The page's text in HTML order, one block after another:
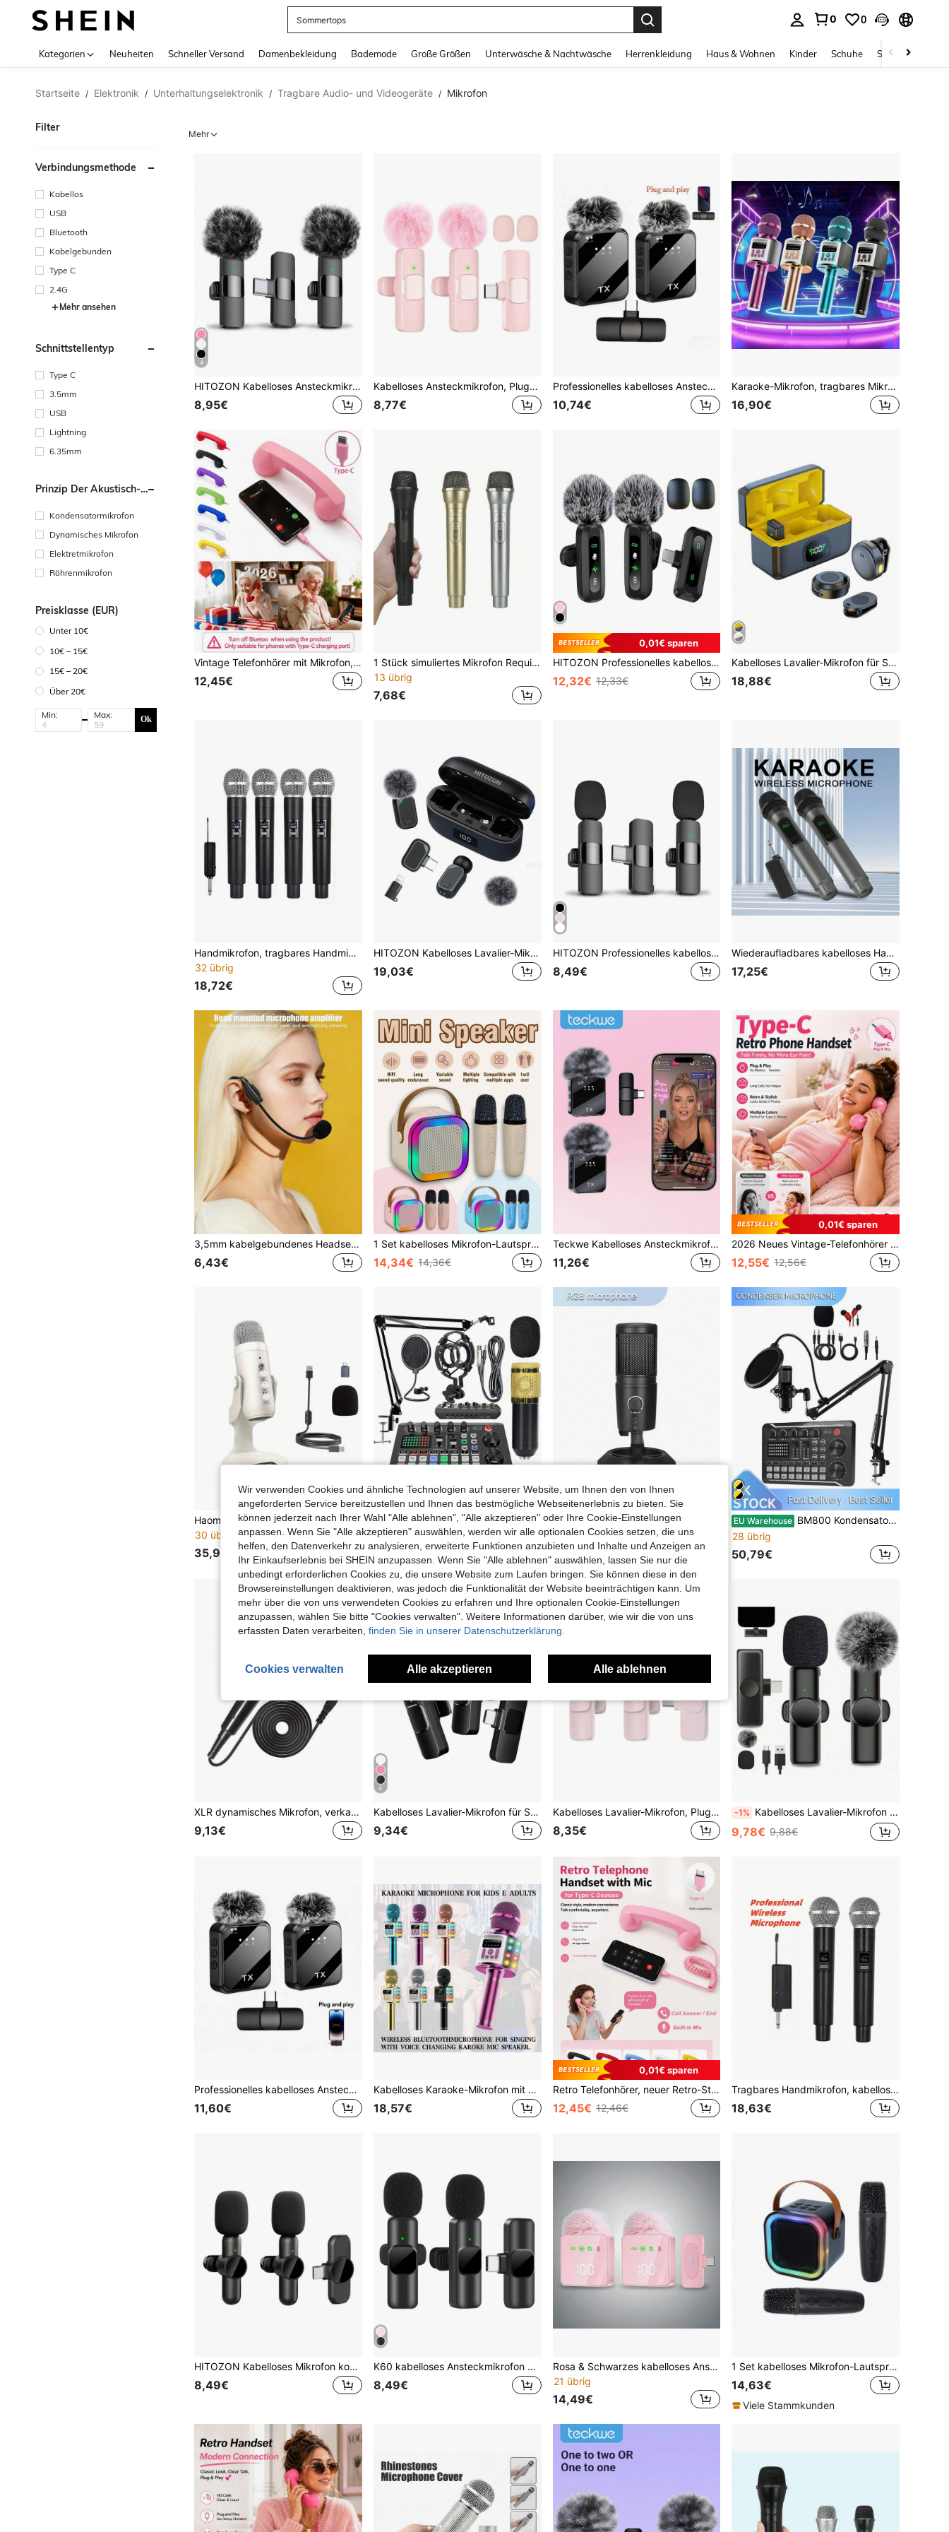
Sommertops
0 0
Kategorien Neuheiten Schneller Versand Damenbekleidung Bademode Große Größen Unterwäsche & Nachtwäsche Herrenkleidung Haus & Wohnen Kinder Schuhe Schmuck &
Startseite / Elektronik / Unterhaltungselektronik / Tragbare Audio- und Videogeräte / Mikrofon
Filter
Verbindungsmethode
Kabellos
USB
Bluetooth
Kabelgebunden
Type C
2.4G
Mehr ansehen
Schnittstellentyp
Type C
3.5mm
USB
Lightning
6.35mm
Prinzip Der Akustisch-
Umwandlung
Kondensatormikrofon
Dynamisches Mikrofon
Elektretmikrofon
Röhrenmikrofon
Preisklasse (EUR)
Unter 10€
10€ – 15€
15€ – 20€
Über 20€
Min: Max: Ok
Mehr
4
HITOZON Kabelloses Ansteckmikrofon für Android – Plug-and-Play Omnidirektionales Clip-On Mikrofon – Perfekt für Podcast, Vlogging, Interviews, Lehren & Videoaufnahmen, Geräuschunterdrückung
8,95€
Kabelloses Ansteckmikrofon, Plug-and-Play, Rauschunterdrückung, Ansteckmikrofon für iPhone/Android, ideal für Vlog, Live-Streaming, Interview
8,77€
Professionelles kabelloses Ansteckmikrofon, Plug-and-Play-Funkmikrofon, professionelle intelligente Geräuschunterdrückung, omnidirektionaler Kondensator, Windschutz, USB-Schnittstelle (mehrere Anschlüsse optional), wiederaufladbarer 230mAh Lithium-Akku, 2.4G/3G/4G/5G Verbindung, geeignet für Live-Streaming, Interviews, Songaufnahmen, Video-Podcasts, Interviews und Video-Blogs. Geeignet für Vlogs
10,74€
Karaoke-Mikrofon, tragbares Mikrofon-Lautsprecher, geeignet als Weihnachts- und Geburtstagsgeschenk für alle Altersgruppen, kann für Telefonsingen, Live-Auftritte, drahtlose Lautsprecher, TV-Singen, Stimmveränderung und weitere Anlässe verwendet werden, ein wiederaufladbares Heim-Karaoke-Mikrofon, 1200mAh
16,90€
Vintage Telefonhörer mit Mikrofon, 2026 neuer Vintage-Stil Type-C Telefonhörer, Type-C Vintage Telefonhörer für Handy Videokonferenzen, Anrufe, Meetings
12,45€
1 Stück simuliertes Mikrofon Requisit, stummes Mikrofon, künstlerisches Dekorationsstück mit dem gleichen Aussehen wie ein professionelles Gesangsmikrofon, geeignet für Feiertags-Aufführungen und Kostümpartys, Bühnenproben, Fotografie-Verwendung, Basteldekoration
13 übrig
7,68€
0,01€ sparen
HITOZON Professionelles kabelloses Ansteckmikrofon, geeignet für Smartphones, Plug-and-Play, für Videoaufnahmen, Unterricht, Interviews, Podcasts usw. Kabelloses omnidirektionales Kondensatormikrofon, geeignet für Vlogging
12,32€ 12,33€
Kabelloses Lavalier-Mikrofon für Smartphone – Plug & Play mit Ladecase, rauschunterdrückendes Clip-On-Ansteckmikrofon mit magnetischer Befestigung, ideal für Interviews, Vlogs, Unterricht & Live-Streaming
18,88€
Handmikrofon, tragbares Handmikrofon, kabelloses Mikrofon, 800mAh Batterie, professionelles unidirektionales dynamisches Handmikrofon mit Stummschaltfunktion, für Gaming, Live-Streaming und Videokonferenzen, Gesangsmikrofon, professionelles Handmikrofon, geeignet für Karaoke, Party, Kirche, Aufführungsaufzeichnung
32 übrig
18,72€
HITOZON Kabelloses Lavalier-Mikrofon kompatibel mit iPhone und Android-Geräten, intelligente Geräuschunterdrückung, mit Ladeetui für 24 Stunden Akkulaufzeit, geeignet für Videoaufnahmen und Blogger-Filme
19,03€
HITOZON Professionelles kabelloses Lavalier-Mikrofon, kompatibel mit iOS/Android Smartphones, omnidirektionales kabelloses Kondensatormikrofon für Video/Audio/Vlog-Aufnahmen, geeignet für Lehre, Interviews, Livestreaming
8,49€
Wiederaufladbares kabelloses Handmikrofon, 8 Stunden Akkulaufzeit, geeignet für Live-Streaming/Karaoke/Meetings, Plug and Play
17,25€
3,5mm kabelgebundenes Headset-Mikrofon, schwarz, geeignet für Lehrer, Reiseführer, Konferenzen, Verstärker, Lautsprecher, Büropräsentationen
6,43€
1 Set kabelloses Mikrofon-Lautsprechersystem, geeignet für Karaoke, Heiminteraktion, Audiopartys, Outdoor-Nutzung, Mini-Karaoke-Gesang, multifunktionaler externer Lautsprecher mit Kartenschlitz, Vokalentfernung mit einem Knopfdruck, Atemlichtefekt
14,34€ 14,36€
Teckwe Kabelloses Ansteckmikrofon 2 Sender 1 Empfänger, Plug & Play USB-C Ansteckmikrofon mit Geräuschunterdrückung für Android-Smartphone Vlog Live-Streaming Videoaufnahme
11,26€
0,01€ sparen
2026 Neues Vintage-Telefonhörer mit Mikrofon, Retro-Stil Type-C Telefonhörer, Type-C Vintage kabelgebundener Telefonhörer für Handy Videokonferenzen, Anrufe, Meetings
12,55€ 12,56€
Haomuren Hochwertiges Muren Podcast Mikrofon mit Rauschunterdrückung, Gain, Lautstärkeregelung und Stummschalttaste, mit Monitoring- und Echo-Effekten, Plug-and-Play für ASMR, Computer, Handy, Tablet, ideal für Livestreaming, Podcasting und Sprachaufnahmen
30 übrig
35,95€
1200mAh Podcast Mikrofon Set, Podcast Ausrüstung Set, BM-800 Kondensatormikrofon mit Live Soundkarte Set, Podcast Ausrüstung Set mit Sprachänderungs- und Mischfunktion, geeignet für PC Smartphone Studio Aufnahme und Übertragung, Chat, Live Gesang, Videoaufnahme jederzeit und überall
30,53€
EU Warehouse 1 Stück E-Sports Gaming USB Mikrofon, RGB Desktop Kondensatormikrofon für Laptops, Desktop-Computer, Geburtstag, Weihnachten, Thanksgiving, Neujahrsgeschenke
29,83€
EU Warehouse BM800 Kondensatormikrofon + F998 Soundkarte Set, geeignet für Computeraufnahmen, Gaming Sprachchat, hochwertige Abtastung und Heimanwendung
28 übrig
50,79€
XLR dynamisches Mikrofon, verkabelt, Nierencharakteristik, professionelles Handmikrofon für Karaoke, Gesang, mit 1/4" Anschluss, geeignet für Gesang, DJs, Musik, Lautsprecher
9,13€
4
Kabelloses Lavalier-Mikrofon für Smartphone, Plug-and-Play kabelloses Mikrofon für Video-/Audioaufnahmen, Ansteckmikrofon für Interview/Vlog/Lehre, Rauschunterdrückung
9,34€
Kabelloses Lavalier-Mikrofon, Plug & Play, intelligente Geräuschunterdrückung, Rundumaufnahme-Kondensatormikrofon, mit Windschutz, professionelle Ausrüstung, kabelloses Lavalier-Mikrofon für Aufnahmen, Livestreaming, Interviews, Songaufnahmen, Podcasts, Interviews und Vlogs - USB Typ-C (mehrere Schnittstellen und Farben verfügbar), aufladbare 60mAh Lithium-Batterie, 2.4G/3G/4G/5G Konnektivität, Interviewaufnahme | Kabelloses Mikrofon | Rundumaufnahme | Tragbares kabelloses Mikrofon | Smartphone-Mikrofon
8,35€
-1% Kabelloses Lavalier-Mikrofon für Smartphones, USB-C-Schnittstelle, Plug-and-Play, 2,4G Ultra-Niedriglatenz, eingebauter Rauschunterdrückungschip, geeignet für Videoaufnahmen, Interviews, Podcasts, Vlogs, 50mAh wiederaufladbarer Akku
9,78€ 9,88€
Professionelles kabelloses Ansteckmikrofon, Plug and Play, ausgestattet mit innovativer intelligenter Rauschunterdrückungsfunktion - Ansteckmikrofon, kompatibel mit iPad Type-C Schnittstelle (mehrere Anschlussoptionen), integrierter Rauschunterdrückungschip, geeignet für Videoaufnahmen, Interviews, Podcasts und Vlogs und andere Anwendungsszenarien, 230mAh Batterie
11,60€
Kabelloses Karaoke-Mikrofon mit RGB-Ambientlicht, tragbares Handmikrofon-Lautsprecher, All-in-One Mikrofon und Lautsprecher, geeignet für alle Altersgruppen, Geburtstagsgeschenk-Mikrofon, Live-Gesangsmikrofon für Handy, kabelloses Lautsprecher-Mikrofon, Heim-Karaoke-Mikrofon, wiederaufladbarer Akku 1200mAh
18,57€
0,01€ sparen
Retro Telefonhörer, neuer Retro-Stil Typ-C Telefonhörer, Typ-C Retro Telefonhörer Stil Festnetzgriff für Handy Videokonferenzen, Anrufe, Meetings
12,45€ 12,46€
Tragbares Handmikrofon, kabellos, professionelles gerichtetes bewegliches Spulenmikrofon mit Rauschunterdrückung, 6,35-mm-Stecker, blau, geeignet für Karaoke, Gaming, Livestreaming und Videokonferenzen, stilvolles Design | robuste Struktur, Gesangsmikrofon, 2-in-1-Funkmikrofon, professionelles Handmikrofon, geeignet für Karaoke, Partys, Kirchen, Aufführungen, Aufnahmen
18,63€
HITOZON Kabelloses Mikrofon kompatibel mit Android-Smartphones, klare Audioqualität, geeignet für Video-/Audio-/Vlog-Aufnahmen, kabelloses Ansteckmikrofon für Unterricht, Interviews, Livestreaming
8,49€
K60 kabelloses Ansteckmikrofon kompatibel mit Android-Smartphones für Video- und Audioaufnahmen, Vlogging
8,49€
Rosa & Schwarzes kabelloses Ansteckmikrofon mit Display, 12-Stunden-Akkulaufzeit, DSP+ENC-Rauschunterdrückung, Plug & Play Clip-On Design, geeignet für Vlog/Live-Streaming
21 übrig
14,49€
1 Set kabelloses Mikrofon-Lautsprechersystem, geeignet für Karaoke zu Hause, interaktive Audiokonferenzen, tragbare Mini-KTV-Gesangsveranstaltungen Outdoor, multifunktionaler externer Lautsprecher mit Kartenschlitz, Vokalentfernung mit einem Knopfdruck, Atemlichtefekt
14,63€
Viele Stammkunden
Wir verwenden Cookies und ähnliche Technologien auf unserer Website, um Ihnen den von Ihnen
angeforderten Service bereitzustellen und Ihnen das bestmögliche Webseitenerlebnis zu bieten. Sie
können jederzeit nach Ihrer Wahl "Alle ablehnen", "Alle akzeptieren" oder Ihre Cookie-Einstellungen
anpassen. Wenn Sie "Alle akzeptieren" auswählen, werden wir alle optionalen Cookies setzen, die uns
helfen, den Datenverkehr zu analysieren, erweiterte Funktionen anzubieten und Inhalte und Anzeigen an
Ihr Einkaufserlebnis bei SHEIN anzupassen. Wenn Sie "Alle ablehnen" auswählen, lassen Sie nur die
unbedingt erforderlichen Cookies zu, die unsere Website zum Laufen bringen. Sie können diese in den
Browsereinstellungen deaktivieren, was jedoch die Funktionalität der Website beeinträchtigen kann. Um
mehr über die von uns verwendeten Cookies zu erfahren und Ihre optionalen Cookie-Einstellungen
anzupassen, wählen Sie bitte "Cookies verwalten". Weitere Informationen darüber, wie wir die von uns
erfassten Daten verarbeiten, finden Sie in unserer Datenschutzerklärung.
Cookies verwalten Alle akzeptieren Alle ablehnen